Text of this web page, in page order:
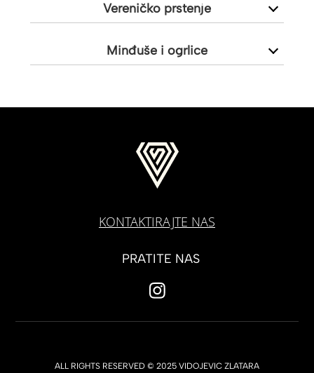
Vereničko prstenje
Minđuše i ogrlice
KONTAKTIRAJTE NAS
PRATITE NAS
ALL RIGHTS RESERVED © 2025 VIDOJEVIC ZLATARA